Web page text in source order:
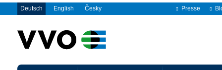
Deutsch English Česky Presse